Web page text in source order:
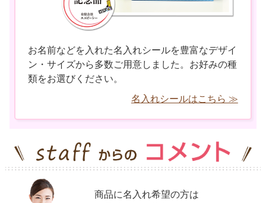
お名前などを入れた名入れシールを豊富なデザイ
ン・サイズから多数ご用意しました。お好みの種
類をお選びください。
名入れシールはこちら ≫
商品に名入れ希望の方は